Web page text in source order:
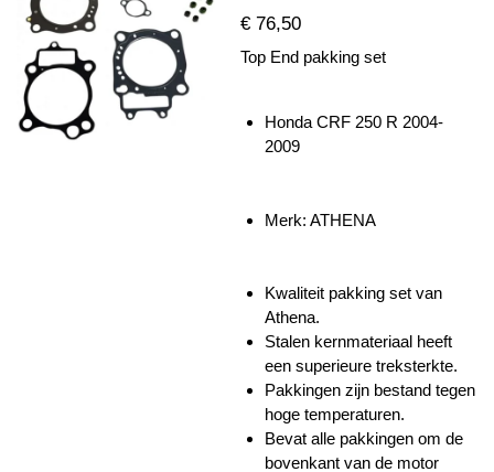
€ 76,50
Top End pakking set
Honda CRF 250 R 2004-
2009
Merk: ATHENA
Kwaliteit pakking set van
Athena.
Stalen kernmateriaal heeft
een superieure treksterkte.
Pakkingen zijn bestand tegen
hoge temperaturen.
Bevat alle pakkingen om de
bovenkant van de motor